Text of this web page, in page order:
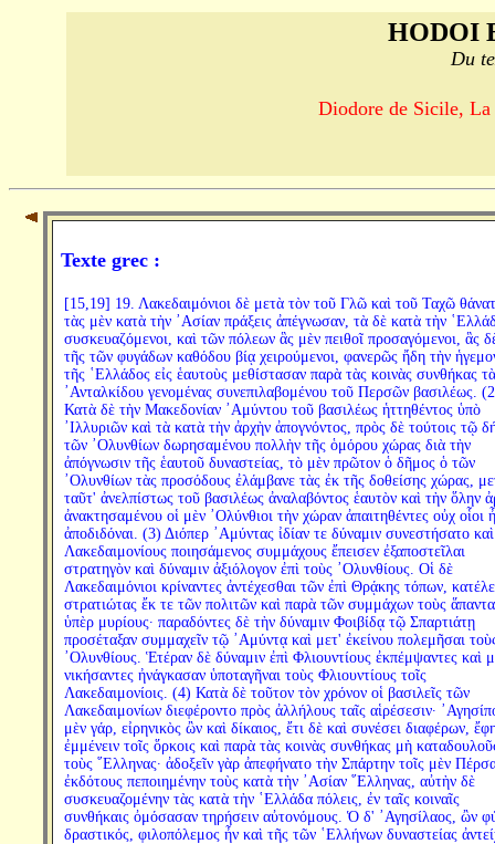
HODOI
Du
Diodore de Sicile,
Texte grec :
[15,19] 19. Λακεδαιμόνιοι δὲ μετὰ τὸν τοῦ Γλῶ καὶ τοῦ Ταχῶ
τὰς μὲν κατὰ τὴν ᾿Ασίαν πράξεις ἀπέγνωσαν, τὰ δὲ κατὰ τὴν
συσκευαζόμενοι, καὶ τῶν πόλεων ἃς μὲν πειθοῖ προσαγόμενοι, ἃς
τῆς τῶν φυγάδων καθόδου βίᾳ χειρούμενοι, φανερῶς ἤδη τὴν
τῆς ῾Ελλάδος εἰς ἑαυτοὺς μεθίστασαν παρὰ τὰς κοινὰς συνθήκας
᾿Ανταλκίδου γενομένας συνεπιλαβομένου τοῦ Περσῶν βασιλέως.
Κατὰ δὲ τὴν Μακεδονίαν ᾿Αμύντου τοῦ βασιλέως ἡττηθέντος ὑπὸ
᾿Ιλλυριῶν καὶ τὰ κατὰ τὴν ἀρχὴν ἀπογνόντος, πρὸς δὲ τούτοις τῷ
τῶν ᾿Ολυνθίων δωρησαμένου πολλὴν τῆς ὁμόρου χώρας διὰ τὴν
ἀπόγνωσιν τῆς ἑαυτοῦ δυναστείας, τὸ μὲν πρῶτον ὁ δῆμος ὁ τῶν
᾿Ολυνθίων τὰς προσόδους ἐλάμβανε τὰς ἐκ τῆς δοθείσης χώρας,
ταῦτ' ἀνελπίστως τοῦ βασιλέως ἀναλαβόντος ἑαυτὸν καὶ τὴν ὅλην
ἀνακτησαμένου οἱ μὲν ᾿Ολύνθιοι τὴν χώραν ἀπαιτηθέντες οὐχ οἷοι
ἀποδιδόναι. (3) Διόπερ ᾿Αμύντας ἰδίαν τε δύναμιν συνεστήσατο
Λακεδαιμονίους ποιησάμενος συμμάχους ἔπεισεν ἐξαποστεῖλαι
στρατηγὸν καὶ δύναμιν ἀξιόλογον ἐπὶ τοὺς ᾿Ολυνθίους. Οἱ δὲ
Λακεδαιμόνιοι κρίναντες ἀντέχεσθαι τῶν ἐπὶ Θρᾴκης τόπων,
στρατιώτας ἔκ τε τῶν πολιτῶν καὶ παρὰ τῶν συμμάχων τοὺς
ὑπὲρ μυρίους· παραδόντες δὲ τὴν δύναμιν Φοιβίδᾳ τῷ Σπαρτιάτῃ
προσέταξαν συμμαχεῖν τῷ ᾿Αμύντᾳ καὶ μετ' ἐκείνου πολεμῆσαι
᾿Ολυνθίους. Ἑτέραν δὲ δύναμιν ἐπὶ Φλιουντίους ἐκπέμψαντες καὶ
νικήσαντες ἠνάγκασαν ὑποταγῆναι τοὺς Φλιουντίους τοῖς
Λακεδαιμονίοις. (4) Κατὰ δὲ τοῦτον τὸν χρόνον οἱ βασιλεῖς τῶν
Λακεδαιμονίων διεφέροντο πρὸς ἀλλήλους ταῖς αἱρέσεσιν·
μὲν γάρ, εἰρηνικὸς ὢν καὶ δίκαιος, ἔτι δὲ καὶ συνέσει διαφέρων,
ἐμμένειν τοῖς ὅρκοις καὶ παρὰ τὰς κοινὰς συνθήκας μὴ
τοὺς ῞Ελληνας· ἀδοξεῖν γὰρ ἀπεφήνατο τὴν Σπάρτην τοῖς μὲν
ἐκδότους πεποιημένην τοὺς κατὰ τὴν ᾿Ασίαν ῞Ελληνας, αὐτὴν δὲ
συσκευαζομένην τὰς κατὰ τὴν ῾Ελλάδα πόλεις, ἐν ταῖς κοιναῖς
συνθήκαις ὀμόσασαν τηρήσειν αὐτονόμους. Ὁ δ' ᾿Αγησίλαος, ὢν
δραστικός, φιλοπόλεμος ἦν καὶ τῆς τῶν ῾Ελλήνων δυναστείας